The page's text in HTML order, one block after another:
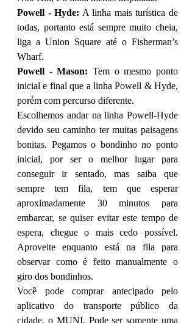
Powell - Hyde: A linha mais turística de
todas, portanto está sempre muito cheia,
liga a Union Square até o Fisherman’s
Wharf.
Powell - Mason: Tem o mesmo ponto
inicial e final que a linha Powell & Hyde,
porém com percurso diferente.
Escolhemos andar na linha Powell-Hyde
devido seu caminho ter muitas paisagens
bonitas. Pegamos o bondinho no ponto
inicial, por ser o melhor lugar para
conseguir ir sentado, mas saiba que
sempre tem fila, tem que esperar
aproximadamente 30 minutos para
embarcar, se quiser evitar este tempo de
espera, chegue o mais cedo possível.
Aproveite enquanto está na fila para
observar como é feito manualmente o
giro dos bondinhos.
Você pode comprar antecipado pelo
aplicativo do transporte público da
cidade, o MUNI. Pode ser somente uma